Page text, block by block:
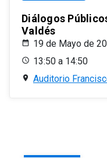
Diálogos
Valdés
19 de Mayo de
13:50 a 14:50
Auditorio